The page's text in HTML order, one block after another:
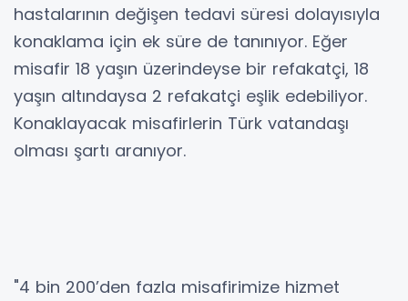
hastalarının değişen tedavi süresi dolayısıyla
konaklama için ek süre de tanınıyor. Eğer
misafir 18 yaşın üzerindeyse bir refakatçi, 18
yaşın altındaysa 2 refakatçi eşlik edebiliyor.
Konaklayacak misafirlerin Türk vatandaşı
olması şartı aranıyor.
"4 bin 200’den fazla misafirimize hizmet